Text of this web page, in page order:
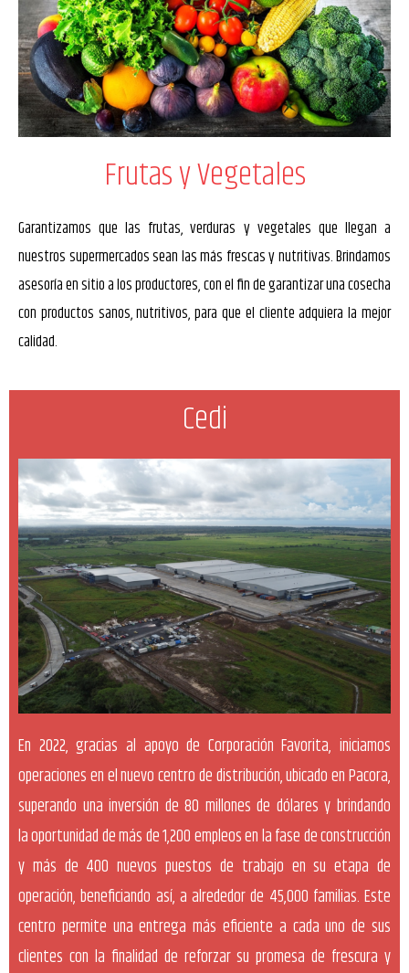
Frutas y Vegetales
Garantizamos que las frutas, verduras y vegetales que llegan a
nuestros supermercados sean las más frescas y nutritivas. Brindamos
asesoría en sitio a los productores, con el fin de garantizar una cosecha
con productos sanos, nutritivos, para que el cliente adquiera la mejor
calidad.
Cedi
En 2022, gracias al apoyo de Corporación Favorita, iniciamos
operaciones en el nuevocentro de distribución, ubicado en Pacora,
superando unainversión de 80 millones de dólares y brindando
laoportunidad de más de 1,200 empleos en la fase deconstrucción
y más de 400 nuevos puestos de trabajo en suetapa de
operación, beneficiando así, a alrededor de 45,000 familias. Este
centro permite una entrega más eficiente a cadauno de sus
clientes con la finalidad de reforzar su promesa de frescura y